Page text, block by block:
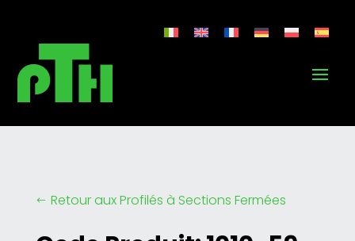
# Retour aux Profilés à Sections Fermées